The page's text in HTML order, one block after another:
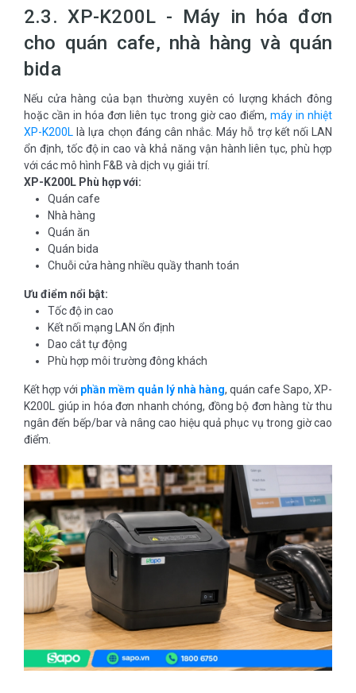
2.3. XP-K200L - Máy in hóa đơn
cho quán cafe, nhà hàng và quán
bida
Nếu cửa hàng của bạn thường xuyên có lượng khách đông
hoặc cần in hóa đơn liên tục trong giờ cao điểm, máy in nhiệt
XP-K200L là lựa chọn đáng cân nhắc. Máy hỗ trợ kết nối LAN
ổn định, tốc độ in cao và khả năng vận hành liên tục, phù hợp
với các mô hình F&B và dịch vụ giải trí.
XP-K200L Phù hợp với:
Quán cafe
Nhà hàng
Quán ăn
Quán bida
Chuỗi cửa hàng nhiều quầy thanh toán
Ưu điểm nổi bật:
Tốc độ in cao
Kết nối mạng LAN ổn định
Dao cắt tự động
Phù hợp môi trường đông khách
Kết hợp với phần mềm quản lý nhà hàng, quán cafe Sapo, XP-
K200L giúp in hóa đơn nhanh chóng, đồng bộ đơn hàng từ thu
ngân đến bếp/bar và nâng cao hiệu quả phục vụ trong giờ cao
điểm.